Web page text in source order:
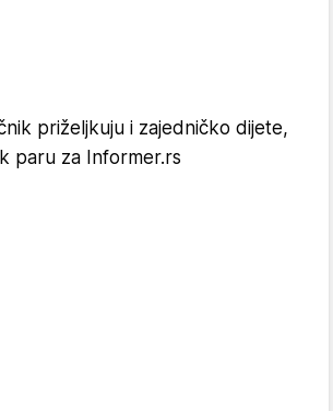
priželjkuju i zajedničko dijete,
paru za Informer.rs